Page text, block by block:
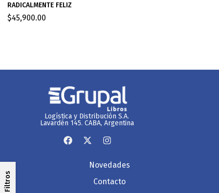
Filtros
RADICALMENTE FELIZ
$45,900.00
Logística y Distribución S.A.
Lavardén 145. CABA, Argentina
Novedades
Contacto